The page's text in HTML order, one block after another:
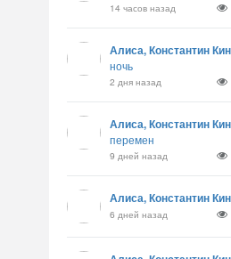
14 часов назад
Алиса, Константин
ночь
2 дня назад
Алиса, Константин
перемен
9 дней назад
Алиса, Константин
6 дней назад